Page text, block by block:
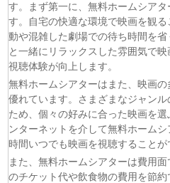
(05/08)身代わり令嬢を救ったのは
た 第5話
(05/08)大追跡〜警視庁SSBC強
(05/08)マッサン 第17話
(05/08) 風、薫る 第93話
(05/08)天は赤い河のほとり 第5話
(05/08)スピナーベイト 第6話
(05/08)チョッちゃん 第85話
(05/08)ひまわり 第93話
(05/08) 幸せになりたいマサムネ
す。まず第一に、無料ホームシア
す。自宅の快適な環境で映画を観
動や混雑した劇場での待ち時間を
と一緒にリラックスした雰囲気で映
視聴体験が向上します。
無料ホームシアターはまた、映画
優れています。さまざまなジャン
ため、個々の好みに合った映画を
ンターネットを介して無料ホーム
時間いつでも映画を視聴することが
また、無料ホームシアターは費用
のチケット代や飲食物の費用を節